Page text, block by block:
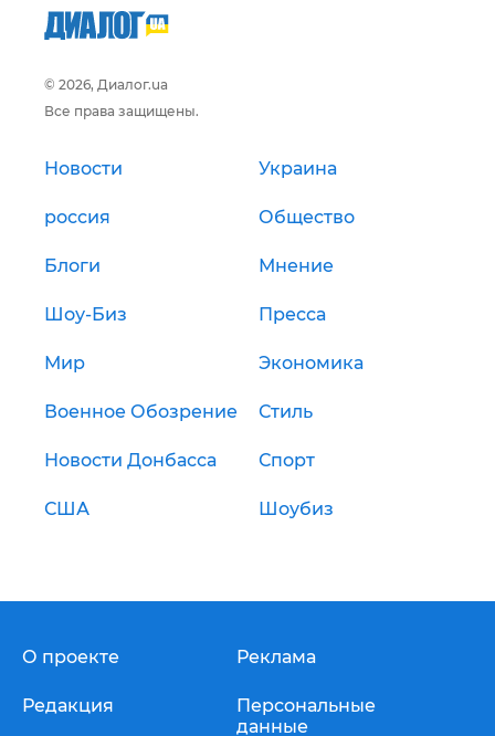
© 2026, Диалог.ua
Все права защищены.
Новости Украина
россия Общество
Блоги Мнение
Шоу-Биз Пресса
Мир Экономика
Военное Обозрение Стиль
Новости Донбасса Спорт
США Шоубиз
О проекте
Редакция
Реклама
Персональные
данные